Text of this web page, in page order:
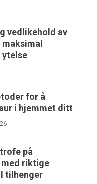
vedlikehold av
ytelse
for å
i hjemmet ditt
på
riktige
tilhenger